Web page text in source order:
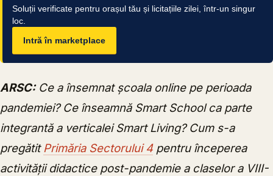
Soluții verificate pentru orașul tău și licitațiile zilei, într-un singur
loc.
Intră în marketplace
ARSC:Ce a însemnat școala online pe perioada
pandemiei? Ce înseamnă Smart School ca parte
integrantă a verticalei Smart Living? Cum s-a
pregătit Primăria Sectorului 4pentru începerea
activității didactice post-pandemie a claselor a VIII-